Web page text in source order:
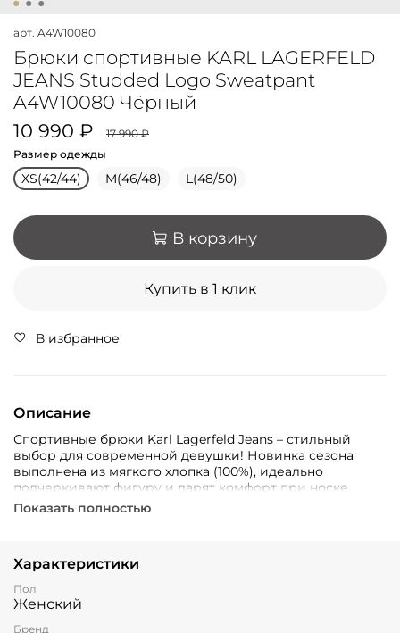
арт. A4W10080
Брюки спортивные KARL LAGERFELD
JEANS Studded Logo Sweatpant
A4W10080 Чёрный
10 990 ₽
17 990 ₽
Размер одежды
XS(42/44) M(46/48) L(48/50)
В корзину
Купить в 1 клик
В избранное
Описание
Спортивные брюки Karl Lagerfeld Jeans – стильный
выбор для современной девушки! Новинка сезона
выполнена из мягкого хлопка (100%), идеально
подчеркивают фигуру и дарят комфорт при носке.
Черный цвет универсален и подходит ко всему.
гардероб модную деталь от легендарного немецкого
дизайнера уже сейчас!
Показать полностью
Характеристики
Пол
Женский
Бренд